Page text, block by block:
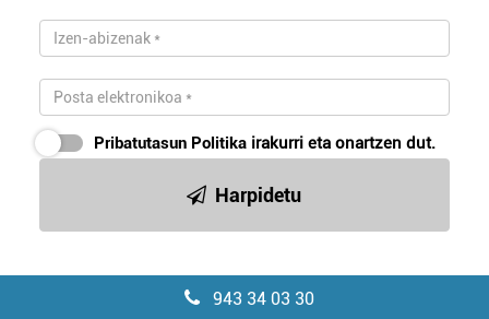
Pribatutasun Politika irakurri eta onartzen dut.
Harpidetu
943 34 03 30